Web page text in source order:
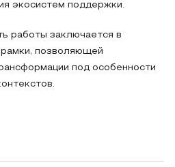
экосистем поддержки.
работы заключается в
позволяющей
под особенности